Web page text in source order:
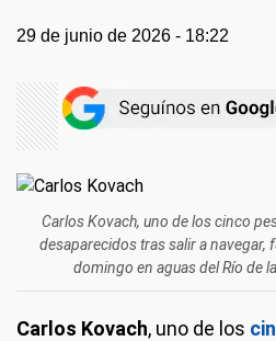
29 de junio de 2026 - 18:22
Carlos Kovach, uno de los cinco
desaparecidos tras salir a navegar,
domingo en aguas del Río de
Carlos Kovach, uno de los